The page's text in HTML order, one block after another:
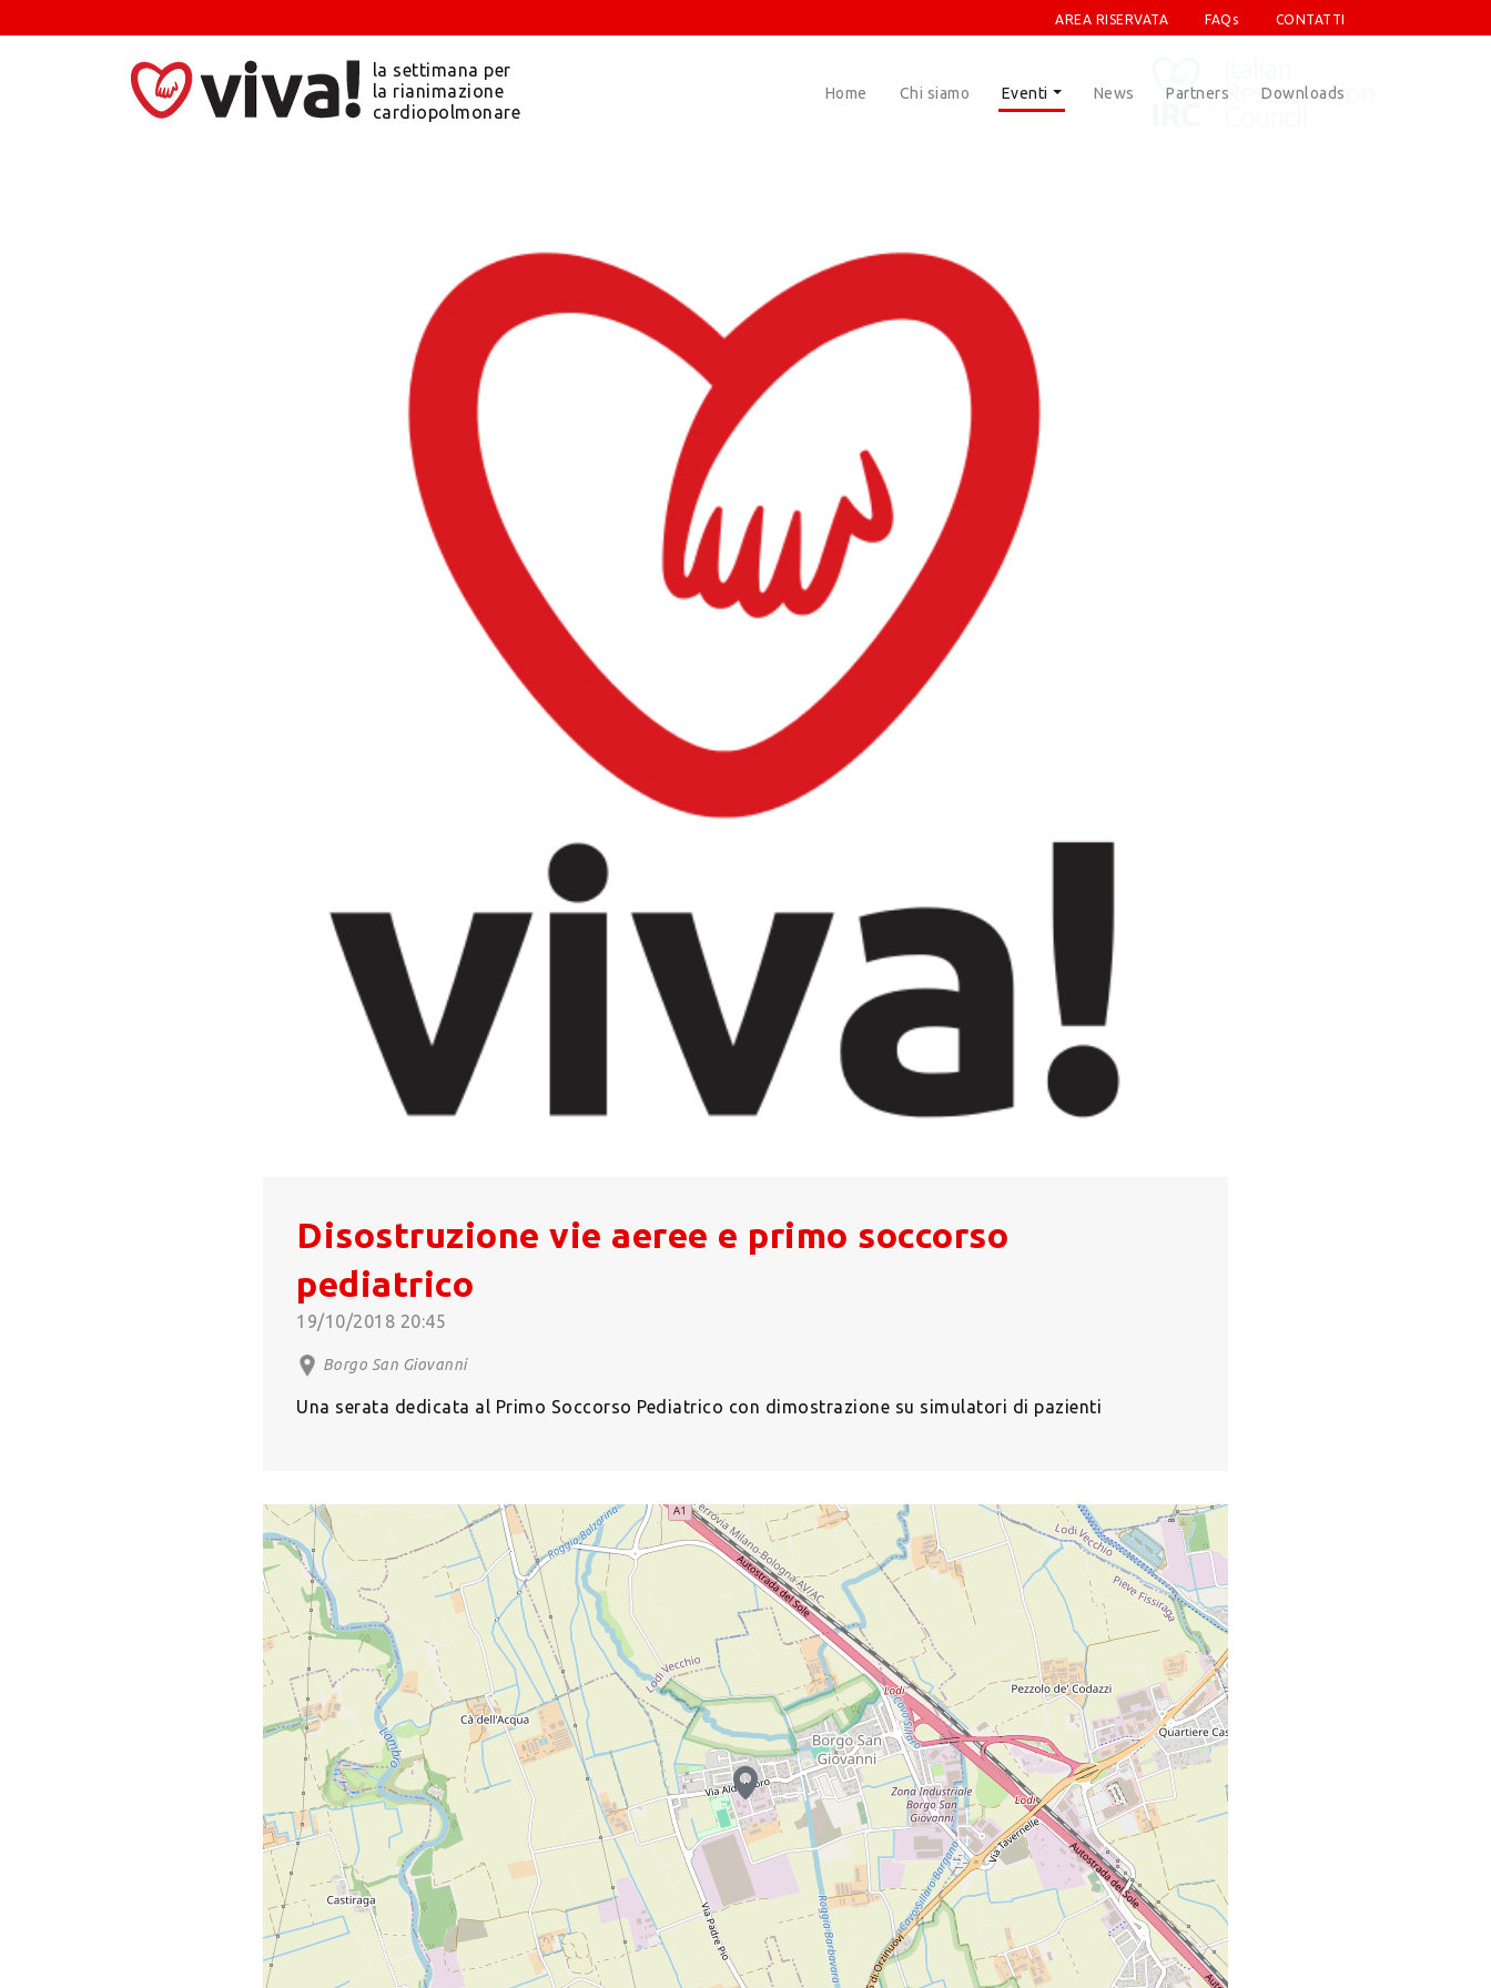
AREA RISERVATA FAQs CONTATTI
la settimana per
la rianimazione
cardiopolmonare
Home Chi siamo Eventi News Partners Downloads
Disostruzione vie aeree e primo soccorso
pediatrico
19/10/2018 20:45
Borgo San Giovanni
Una serata dedicata al Primo Soccorso Pediatrico con dimostrazione su simulatori di pazienti